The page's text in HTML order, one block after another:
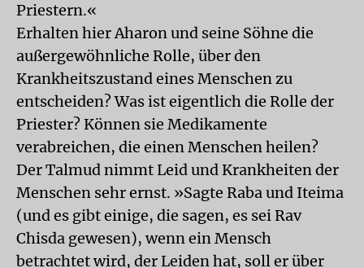
Priestern.«
Erhalten hier Aharon und seine Söhne die
außergewöhnliche Rolle, über den
Krankheitszustand eines Menschen zu
entscheiden? Was ist eigentlich die Rolle der
Priester? Können sie Medikamente
verabreichen, die einen Menschen heilen?
Der Talmud nimmt Leid und Krankheiten der
Menschen sehr ernst. »Sagte Raba und Iteima
(und es gibt einige, die sagen, es sei Rav
Chisda gewesen), wenn ein Mensch
betrachtet wird, der Leiden hat, soll er über